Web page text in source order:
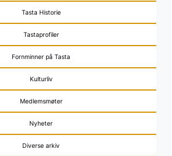
Tasta Historie
Tastaprofiler
Fornminner på Tasta
Kulturliv
Medlemsmøter
Nyheter
Diverse arkiv